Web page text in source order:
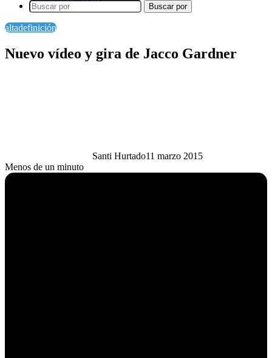
Buscar por
altadefinición
Nuevo vídeo y gira de Jacco Gardner
Santi Hurtado11 marzo 2015
Menos de un minuto